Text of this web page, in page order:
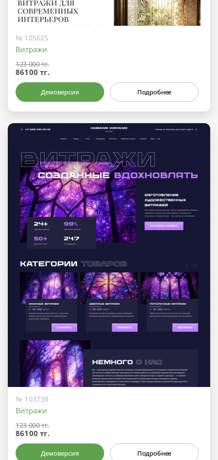
№ 105625
Витражи
123 000 тг.
86100 тг.
Демоверсия Подробнее
№ 103738
Витражи
123 000 тг.
86100 тг.
Демоверсия Подробнее